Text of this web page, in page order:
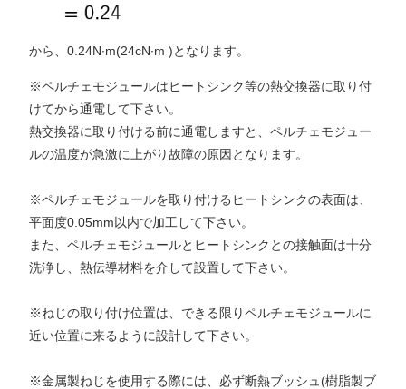
から、0.24N∙m(24cN∙m )となります。
※ペルチェモジュールはヒートシンク等の熱交換器に取り付
けてから通電して下さい。
熱交換器に取り付ける前に通電しますと、ペルチェモジュー
ルの温度が急激に上がり故障の原因となります。
※ペルチェモジュールを取り付けるヒートシンクの表面は、
平面度0.05mm以内で加工して下さい。
また、ペルチェモジュールとヒートシンクとの接触面は十分
洗浄し、熱伝導材料を介して設置して下さい。
※ねじの取り付け位置は、できる限りペルチェモジュールに
近い位置に来るように設計して下さい。
※金属製ねじを使用する際には、必ず断熱ブッシュ(樹脂製ブ